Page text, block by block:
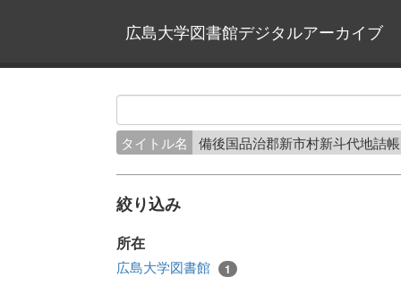
広島大学図書館デジタルアーカイブ
タイトル名 備後国品治郡新市村新斗代地詰
絞り込み
所在
広島大学図書館 1